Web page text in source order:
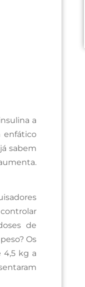
a
enfático
sabem
de
Os
4,5 kg a